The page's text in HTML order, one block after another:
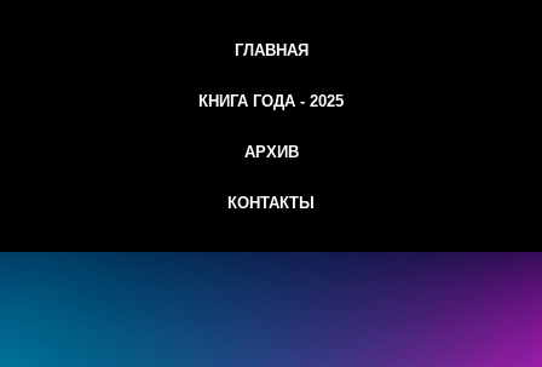
ГЛАВНАЯ
КНИГА ГОДА - 2025
АРХИВ
КОНТАКТЫ